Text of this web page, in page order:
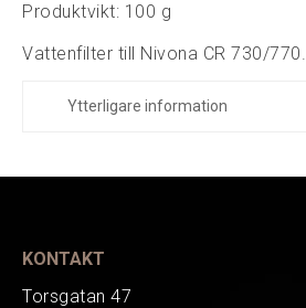
Produktvikt: 100 g
Vattenfilter till Nivona CR 730/770.
Ytterligare information
KONTAKT
Torsgatan 47